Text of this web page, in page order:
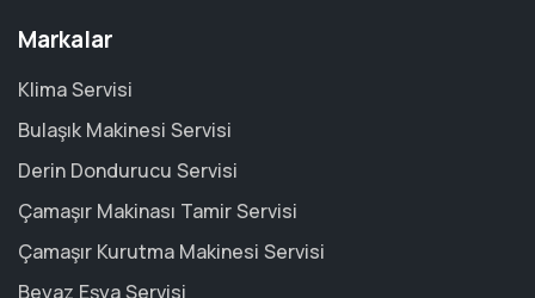
Markalar
Klima Servisi
Bulaşık Makinesi Servisi
Derin Dondurucu Servisi
Çamaşır Makinası Tamir Servisi
Çamaşır Kurutma Makinesi Servisi
Beyaz Eşya Servisi